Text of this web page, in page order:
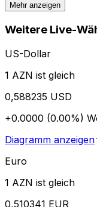
Mehr anzeigen
Weitere Live-
US-Dollar
1 AZN ist gleich
0,588235 USD
+0.0000 (0.00%)
Diagramm anzeigen
Euro
1 AZN ist gleich
0,510341 EUR